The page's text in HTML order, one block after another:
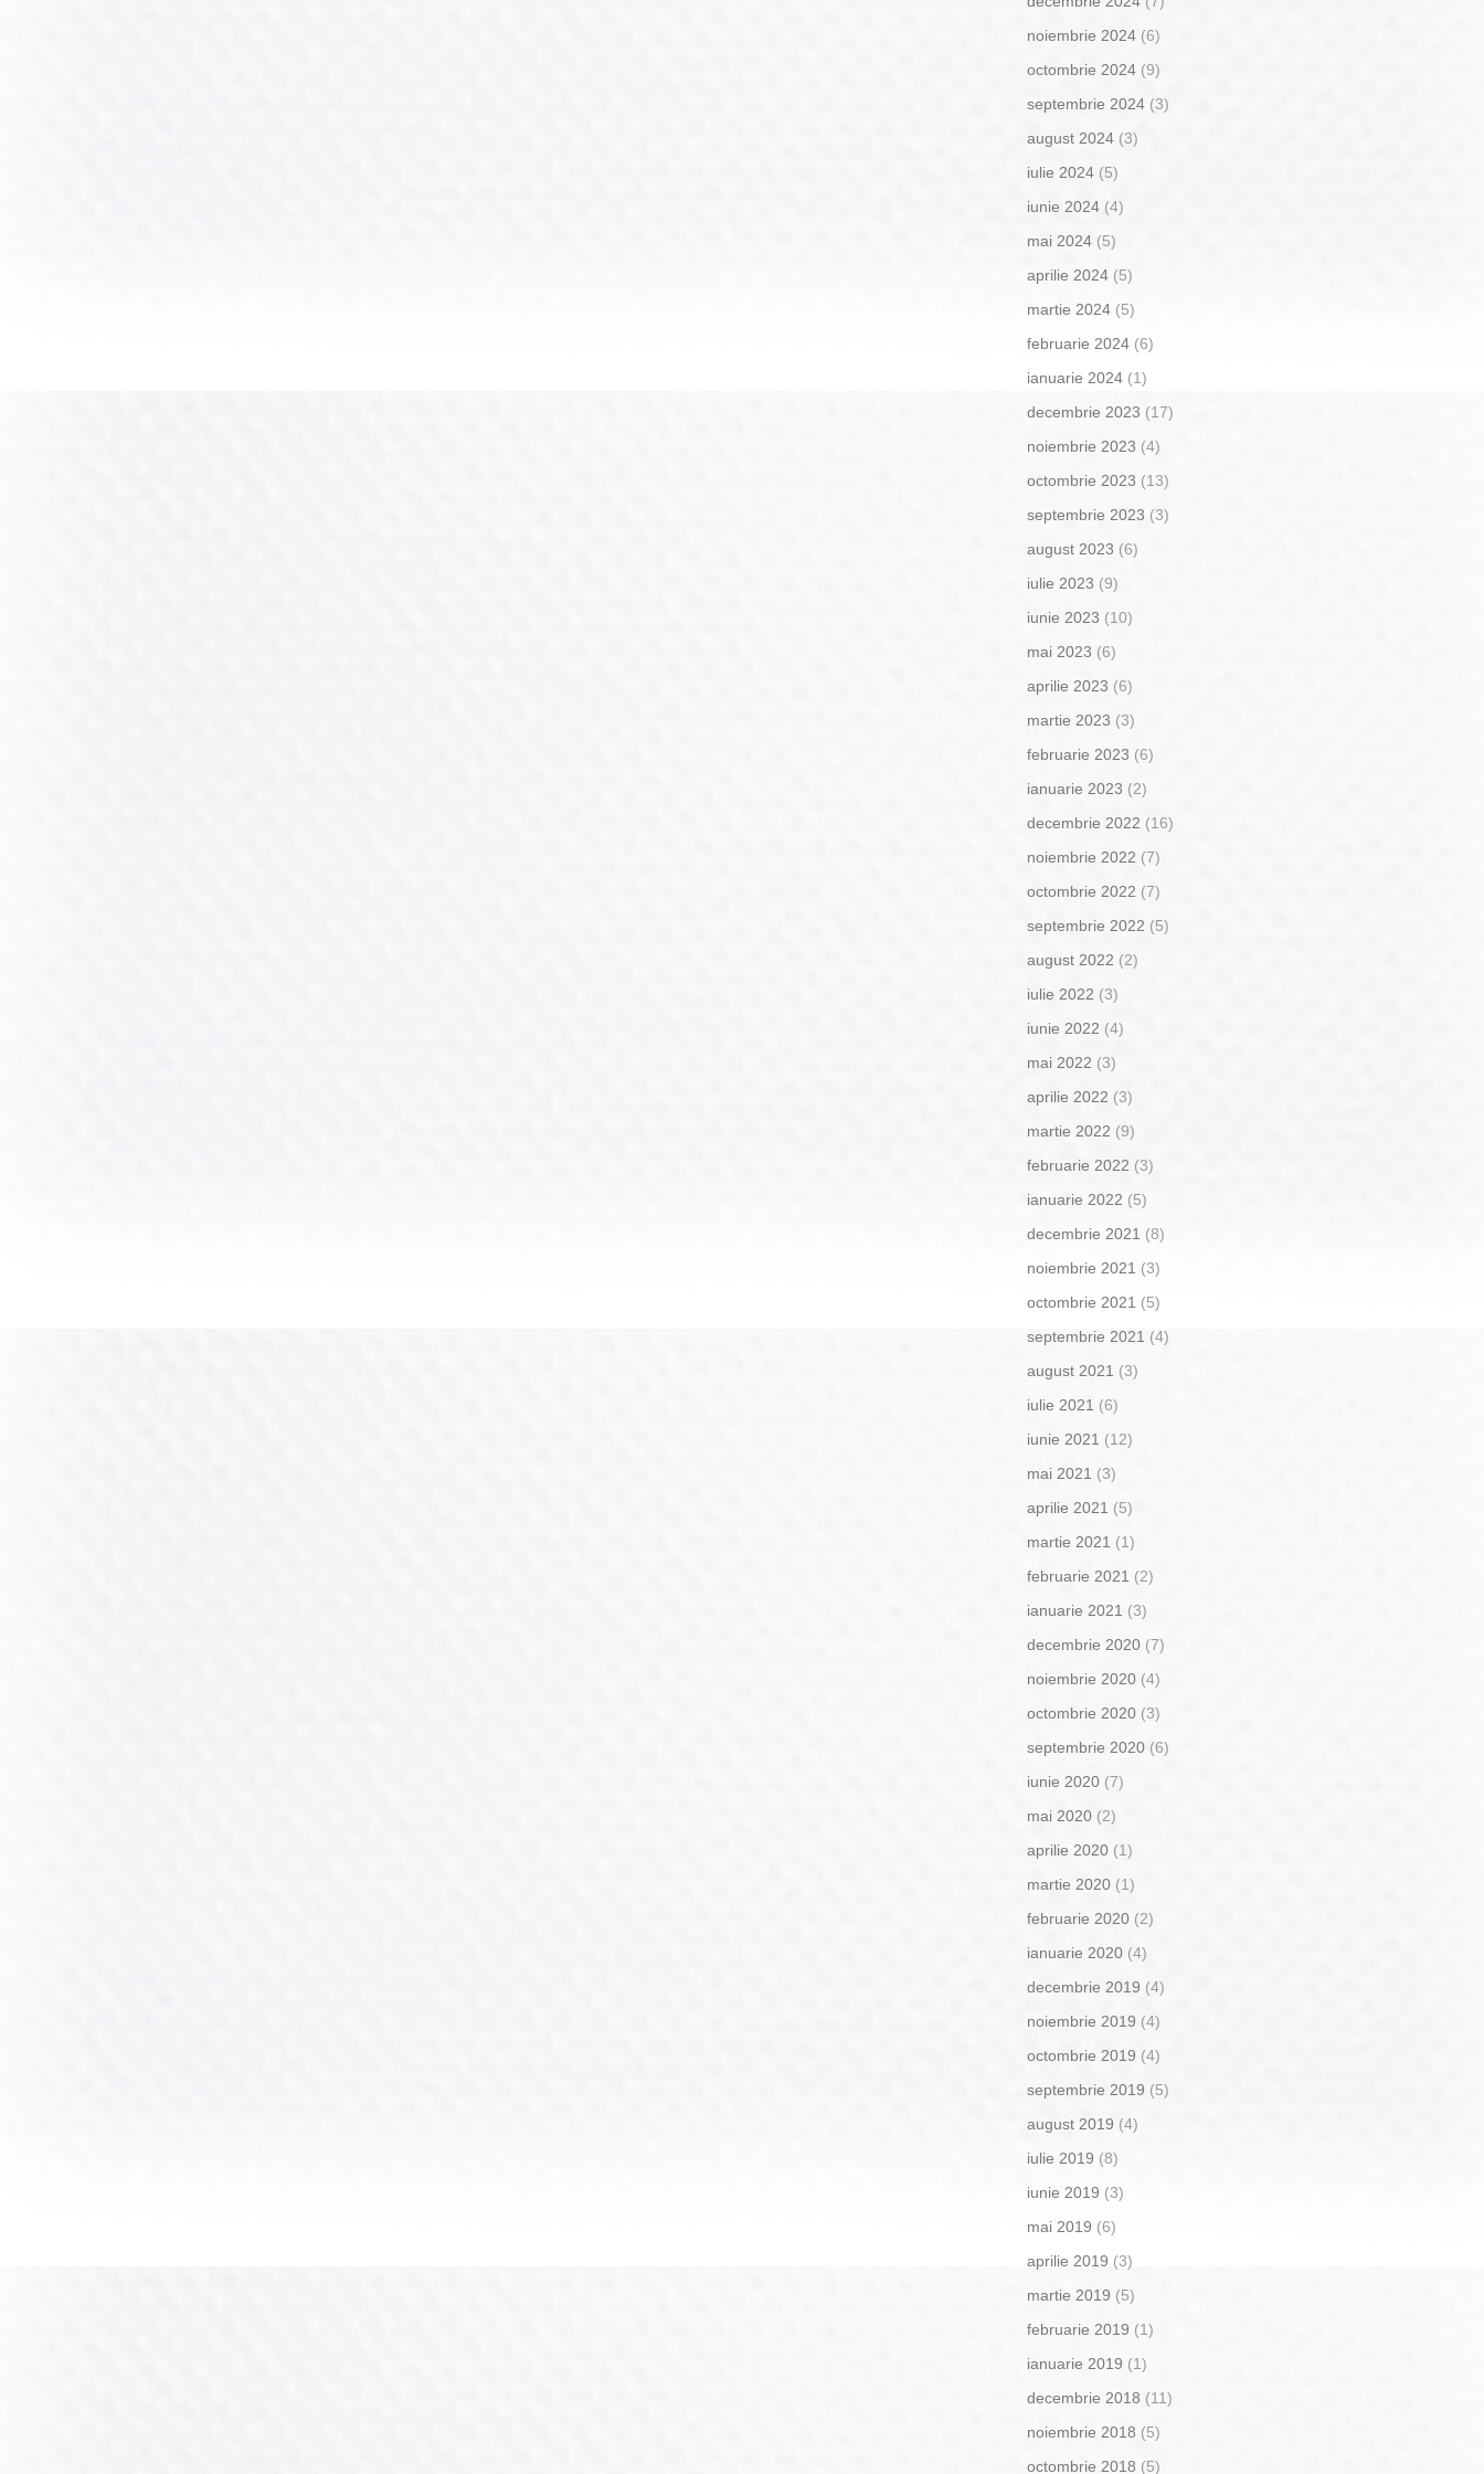
noiembrie 2024 (6)
octombrie 2024 (9)
septembrie 2024 (3)
august 2024 (3)
iulie 2024 (5)
iunie 2024 (4)
mai 2024 (5)
aprilie 2024 (5)
martie 2024 (5)
februarie 2024 (6)
ianuarie 2024 (1)
decembrie 2023 (17)
noiembrie 2023 (4)
octombrie 2023 (13)
septembrie 2023 (3)
august 2023 (6)
iulie 2023 (9)
iunie 2023 (10)
mai 2023 (6)
aprilie 2023 (6)
martie 2023 (3)
februarie 2023 (6)
ianuarie 2023 (2)
decembrie 2022 (16)
noiembrie 2022 (7)
octombrie 2022 (7)
septembrie 2022 (5)
august 2022 (2)
iulie 2022 (3)
iunie 2022 (4)
mai 2022 (3)
aprilie 2022 (3)
martie 2022 (9)
februarie 2022 (3)
ianuarie 2022 (5)
decembrie 2021 (8)
noiembrie 2021 (3)
octombrie 2021 (5)
septembrie 2021 (4)
august 2021 (3)
iulie 2021 (6)
iunie 2021 (12)
mai 2021 (3)
aprilie 2021 (5)
martie 2021 (1)
februarie 2021 (2)
ianuarie 2021 (3)
decembrie 2020 (7)
noiembrie 2020 (4)
octombrie 2020 (3)
septembrie 2020 (6)
iunie 2020 (7)
mai 2020 (2)
aprilie 2020 (1)
martie 2020 (1)
februarie 2020 (2)
ianuarie 2020 (4)
decembrie 2019 (4)
noiembrie 2019 (4)
octombrie 2019 (4)
septembrie 2019 (5)
august 2019 (4)
iulie 2019 (8)
iunie 2019 (3)
mai 2019 (6)
aprilie 2019 (3)
martie 2019 (5)
februarie 2019 (1)
ianuarie 2019 (1)
decembrie 2018 (11)
noiembrie 2018 (5)
octombrie 2018 (5)